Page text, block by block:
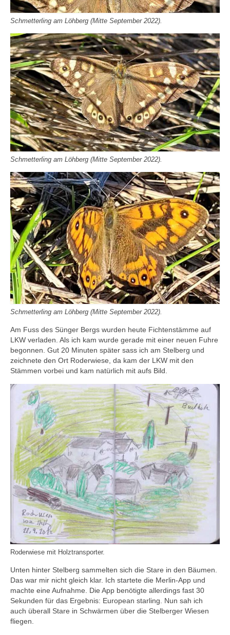
Schmetterling am Löhberg (Mitte September 2022).
Schmetterling am Löhberg (Mitte September 2022).
Schmetterling am Löhberg (Mitte September 2022).
Am Fuss des Sünger Bergs wurden heute Fichtenstämme auf
LKW verladen. Als ich kam wurde gerade mit einer neuen Fuhre
begonnen. Gut 20 Minuten später sass ich am Stelberg und
zeichnete den Ort Roderwiese, da kam der LKW mit den
Stämmen vorbei und kam natürlich mit aufs Bild.
Roderwiese mit Holztransporter.
Unten hinter Stelberg sammelten sich die Stare in den Bäumen.
Das war mir nicht gleich klar. Ich startete die Merlin-App und
machte eine Aufnahme. Die App benötigte allerdings fast 30
Sekunden für das Ergebnis: European starling. Nun sah ich
auch überall Stare in Schwärmen über die Stelberger Wiesen
fliegen.